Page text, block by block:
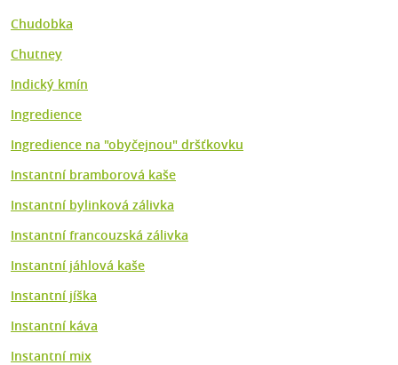
Chudobka
Chutney
Indický kmín
Ingredience
Ingredience na "obyčejnou" dršťkovku
Instantní bramborová kaše
Instantní bylinková zálivka
Instantní francouzská zálivka
Instantní jáhlová kaše
Instantní jíška
Instantní káva
Instantní mix